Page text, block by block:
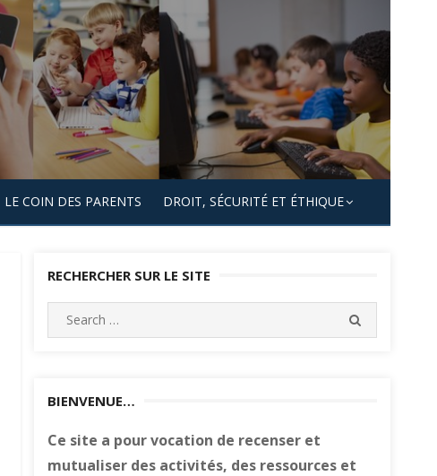
LE COIN DES PARENTS DROIT, SÉCURITÉ ET ÉTHIQUE
RECHERCHER SUR LE SITE
Search
for:
BIENVENUE…
Ce site a pour vocation de recenser et
mutualiser des activités, des ressources et